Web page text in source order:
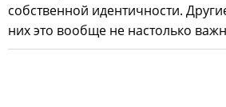
собственной идентичности.
них это вообще не настолько